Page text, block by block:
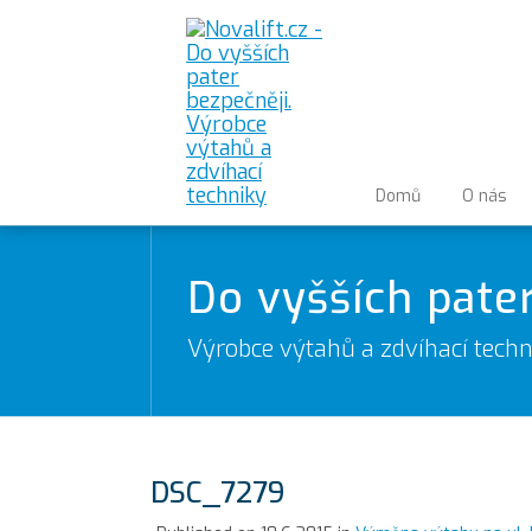
Domů O nás
Do vyšších
Výrobce výtahů a zdvíhací
DSC_7279